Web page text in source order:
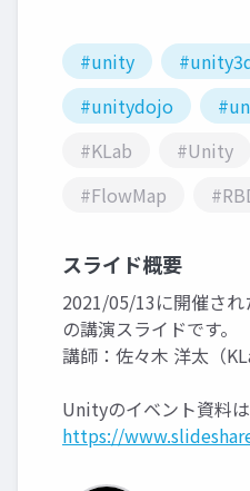
#unity
#unitydojo
#KLab
#Unity
#FlowMap
スライド概要
2021/05/13に開催さ
の講演スライドです。
講師：佐々木 洋太（
Unityのイベント資料
https://